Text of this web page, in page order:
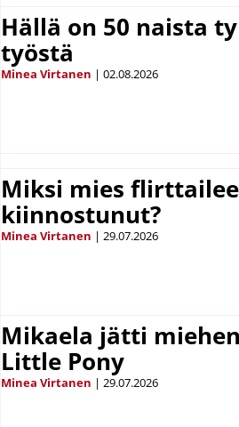
Hällä on 50 naista
työstä
Minea Virtanen | 02.08.2026
Miksi mies
kiinnostunut?
Minea Virtanen | 29.07.2026
Mikaela jätti
Little Pony
Minea Virtanen | 29.07.2026